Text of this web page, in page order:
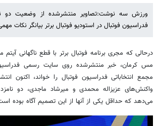
ورزش سه نوشت:تصاویر منتشرشده از وضعیت دو
فدراسیون فوتبال در استودیو فوتبال برتر بیانگر نکات
درحالی که مجری برنامه فوتبال برتر با قطع ناگهانی آیتم
مس کرمان، خبر منتشرشده روی سایت رسمی
مجمع انتخاباتی فدراسیون فوتبال را خواند، اکنون
واکنش‌های عزیزاله محمدی و میرشاد ماجدی، دو
می‌دهد که حداقل یکی از آنها از این تصمیم آگاه بوده